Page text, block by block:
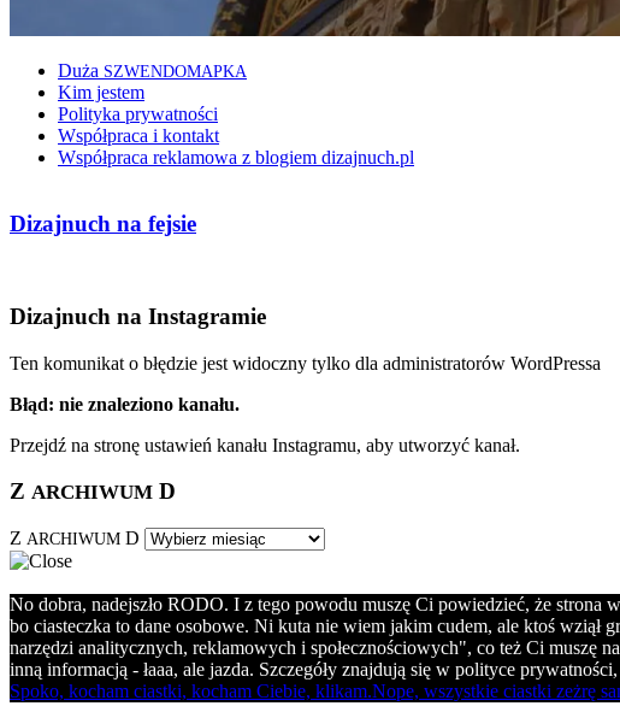
Duża SZWENDOMAPKA
Kim jestem
Polityka prywatności
Współpraca i kontakt
Współpraca reklamowa z blogiem dizajnuch.pl
Dizajnuch na fejsie
Dizajnuch na Instagramie
Ten komunikat o błędzie jest widoczny tylko dla administratorów WordPressa
Błąd: nie znaleziono kanału.
Przejdź na stronę ustawień kanału Instagramu, aby utworzyć kanał.
Z ARCHIWUM D
Z ARCHIWUM D
No dobra, nadejszło RODO. I z tego powodu muszę Ci powiedzieć, że strona
bo ciasteczka to dane osobowe. Ni kuta nie wiem jakim cudem, ale ktoś wziął
narzędzi analitycznych, reklamowych i społecznościowych", co też Ci muszę
inną informacją - łaaa, ale jazda. Szczegóły znajdują się w polityce
Spoko, kocham ciastki, kocham Ciebie, klikam.Nope, wszystkie ciastki zeżrę